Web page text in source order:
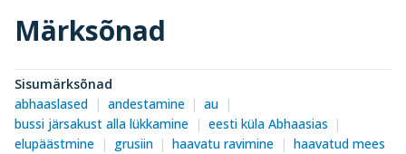
Märksõnad
Sisumärksõnad
abhaaslased
andestamine
au
bussi järsakust alla lükkamine
eesti küla Abhaasias
elupäästmine
grusiin haavatu ravimine
haavatud mees